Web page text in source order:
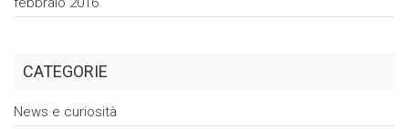
CATEGORIE
News e curiosità